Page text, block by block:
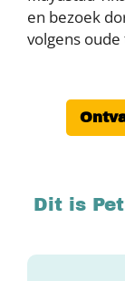
en bezoek
volgens
Dit is